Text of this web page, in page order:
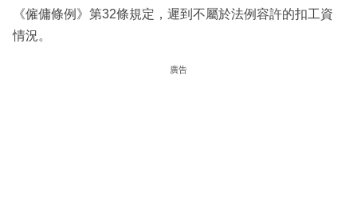
《僱傭條例》第32條規定，遲到不屬於法例容許的扣工資
情況。
廣告